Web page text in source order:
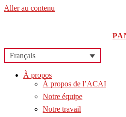
Aller au contenu
Français
À propos
À propos de l’ACAI
Notre équipe
Notre travail